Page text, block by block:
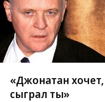
«Джонатан
сыграл ты»